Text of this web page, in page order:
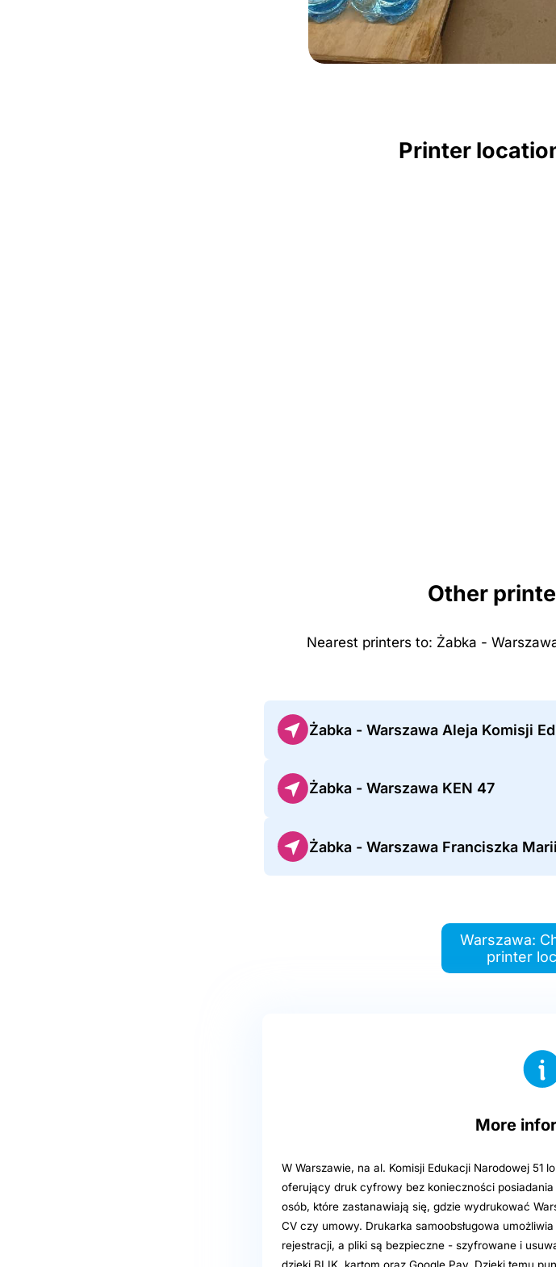
Printer
Other
Nearest printers to: Żabka -
Żabka - Warszawa Aleja Komisji
Żabka - Warszawa KEN 47
Żabka - Warszawa Franciszka
Warszawa:
printer
More
W Warszawie, na al. Komisji Edukacji Narodowej 51
oferujący druk cyfrowy bez konieczności
osób, które zastanawiają się, gdzie wydrukować
CV czy umowy. Drukarka samoobsługowa
rejestracji, a pliki są bezpieczne - szyfrowane i